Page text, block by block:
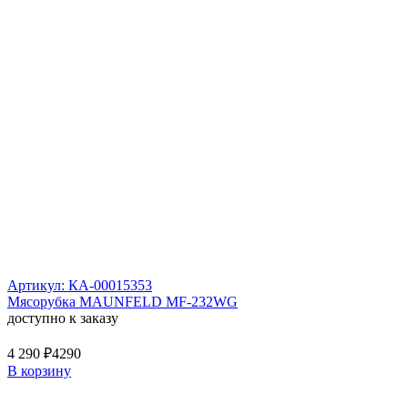
Артикул: КА-00015353
Мясорубка MAUNFELD MF-232WG
доступно к заказу
4 290 ₽4290
В корзину